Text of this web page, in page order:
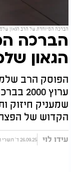
הברכה המיוחדת של הרב הגאון שלמה
הברכה
הגאון
הפוסק הרב
ערוץ
שמעניק חיזוק
הקדוש של
עידו לוי 26.09.25 ד' תשרי התשפ"ו